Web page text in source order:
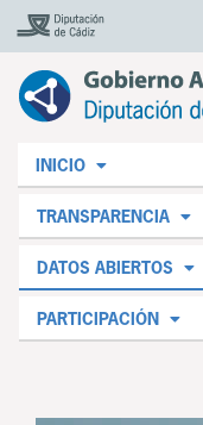
INICIO
TRANSPARENCIA
DATOS ABIERTOS
PARTICIPACIÓN